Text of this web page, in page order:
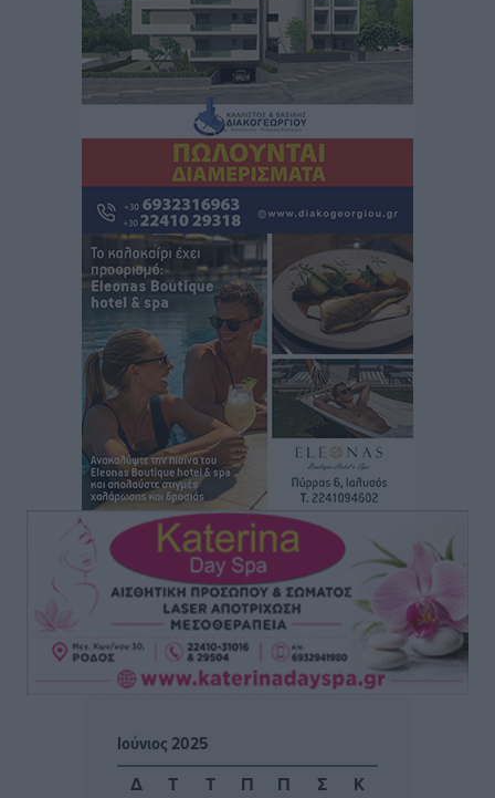
Iατρικός Σύλλογος Ροδου προς Α. Γεωργιάδη:
Στρατηγικές Προτάσεις για την Ενίσχυση της
Δημόσιας Υγείας στη Νησιωτική Ελλάδα και στα
Νοσοκομεία της Γ΄ Ζώνης
πριν 15 ώρες
Πάνθηρες: Ξεκίνησαν αισιόδοξοι για την παρθενική
“πτήση” τους
πριν 15 ώρες
Άρης Αρχαγγέλου: Στο πλευρό του άτυχου Ιάκωβου
Αθλητικά• πριν 15 ώρες
Φοίβος: Η μεγάλη επιστροφή του Μπρένο Σαλβατιέρα
πριν 15 ώρες
Κλεάνθης: Έτοιμες οι κάρτες διαρκείας της νέας
σεζόν
Αθλητικά πριν 15 ώρες
Ατρόμητος Διμυλιάς: Ο Μαργαρίτης και μία
αδιαπραγμάτευτη φιλοσοφία
Αθλητικά• πριν 15 ώρες
Παπαεμμανουήλ
πριν 16 ώρες
Ιούνιος 2025
Δ
Τ Τ Π Π Σ Κ